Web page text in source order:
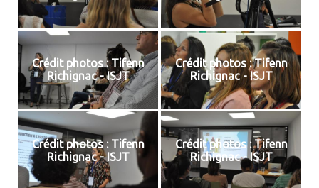
Crédit photos : Tifenn
Richignac - ISJT
Crédit photos : Tifenn
Richignac - ISJT
Crédit photos : Tifenn
Richignac - ISJT
Crédit photos : Tifenn
Richignac - ISJT